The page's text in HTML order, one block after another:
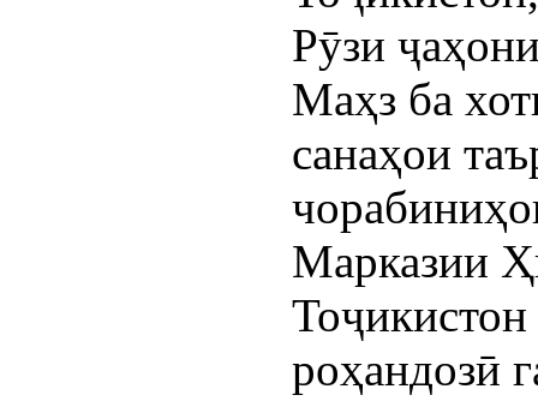
Рӯзи
Маҳз ба
санаҳои
Марказии
роҳандозӣ